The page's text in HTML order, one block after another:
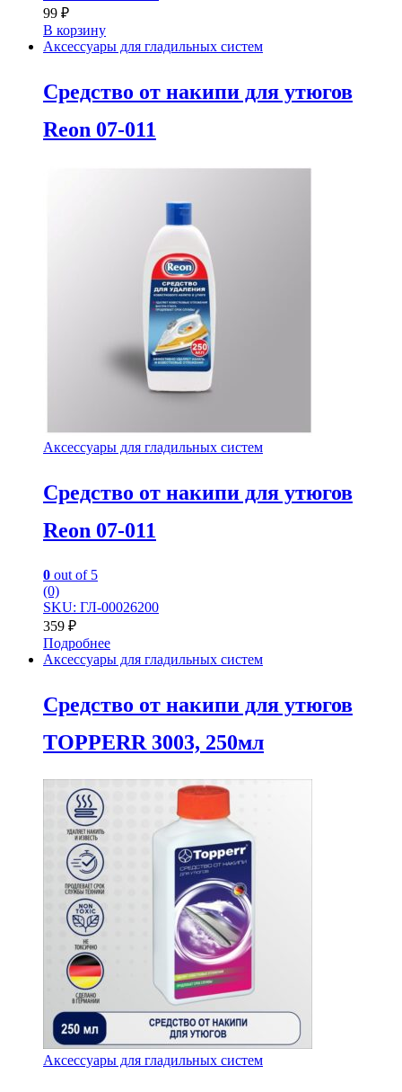
99 ₽
В корзину
Аксессуары для гладильных систем
Средство от накипи для утюгов
Reon 07-011
Аксессуары для гладильных систем
Средство от накипи для утюгов
Reon 07-011
0 out of 5
(0)
SKU: ГЛ-00026200
359 ₽
Подробнее
Аксессуары для гладильных систем
Средство от накипи для утюгов
TOPPERR 3003, 250мл
Аксессуары для гладильных систем